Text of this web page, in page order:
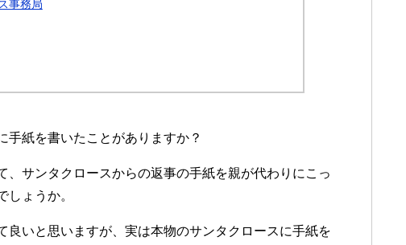
事務局
手紙を書いたことがありますか？
、サンタクロースからの返事の手紙を親が代わりにこっ
しょうか。
良いと思いますが、実は本物のサンタクロースに手紙を